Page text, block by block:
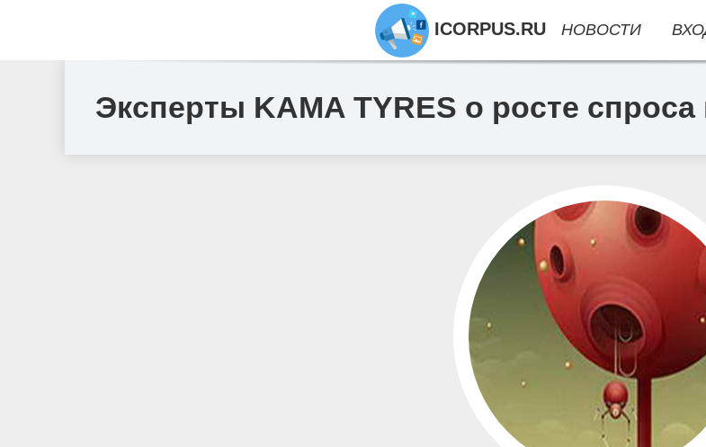
Эксперты KAMA TYRES о росте
ICORPUS.RU НОВОСТИ